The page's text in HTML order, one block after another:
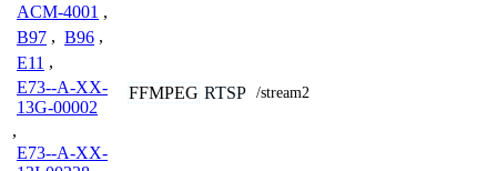
ACM-4001 ,
B97 , B96 ,
E11 ,
E73--A-XX-
13G-00002
,
E73--A-XX-
FFMPEG RTSP /stream2